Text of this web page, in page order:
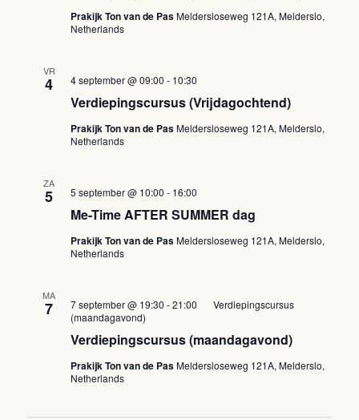
Prakijk Ton van de PasMeldersloseweg 121A, Melderslo,
Netherlands
VR
4
Verdiepingscursus (Vrijdagochtend)
4 september @ 09:00 - 10:30
Prakijk Ton van de PasMeldersloseweg 121A, Melderslo,
Netherlands
ZA
5
Me-Time AFTER SUMMER dag
5 september @ 10:00 - 16:00
Prakijk Ton van de PasMeldersloseweg 121A, Melderslo,
Netherlands
MA
7
Verdiepingscursus (maandagavond)
7 september @ 19:30 -21:00
Verdiepingscursus
(maandagavond)
Prakijk Ton van de PasMeldersloseweg 121A, Melderslo,
Netherlands